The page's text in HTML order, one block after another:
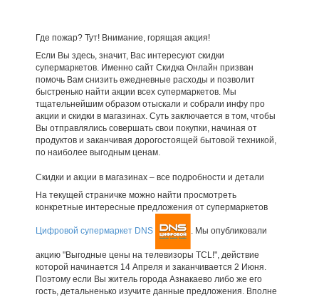
Где пожар? Тут! Внимание, горящая акция!
Если Вы здесь, значит, Вас интересуют скидки
супермаркетов. Именно сайт Скидка Онлайн призван
помочь Вам снизить ежедневные расходы и позволит
быстренько найти акции всех супермаркетов. Мы
тщательнейшим образом отыскали и собрали инфу про
акции и скидки в магазинах. Суть заключается в том, чтобы
Вы отправлялись совершать свои покупки, начиная от
продуктов и заканчивая дорогостоящей бытовой техникой,
по наиболее выгодным ценам.
Скидки и акции в магазинах – все подробности и детали
На текущей страничке можно найти просмотреть
конкретные интересные предложения от супермаркетов
Цифровой супермаркет DNS . Мы опубликовали
акцию "Выгодные цены на телевизоры TCL!", действие
которой начинается 14 Апреля и заканчивается 2 Июня.
Поэтому если Вы житель города Азнакаево либо же его
гость, детальненько изучите данные предложения. Вполне